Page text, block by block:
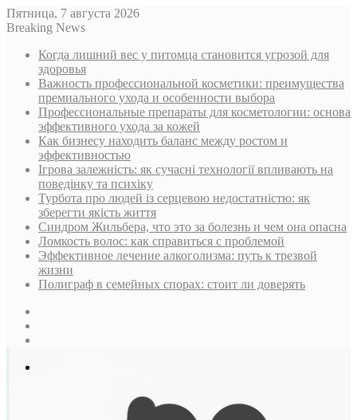
Пятница, 7 августа 2026
Breaking News
Когда лишний вес у питомца становится угрозой для
здоровья
Важность профессиональной косметики: преимущества
премиального ухода и особенности выбора
Профессиональные препараты для косметологии: основа
эффективного ухода за кожей
Как бизнесу находить баланс между ростом и
эффективностью
Ігрова залежність: як сучасні технології впливають на
поведінку та психіку
Турбота про людей із серцевою недостатністю: як
зберегти якість життя
Синдром Жильбера, что это за болезнь и чем она опасна
Ломкость волос: как справиться с проблемой
Эффективное лечение алкоголизма: путь к трезвой
жизни
Полиграф в семейных спорах: стоит ли доверять